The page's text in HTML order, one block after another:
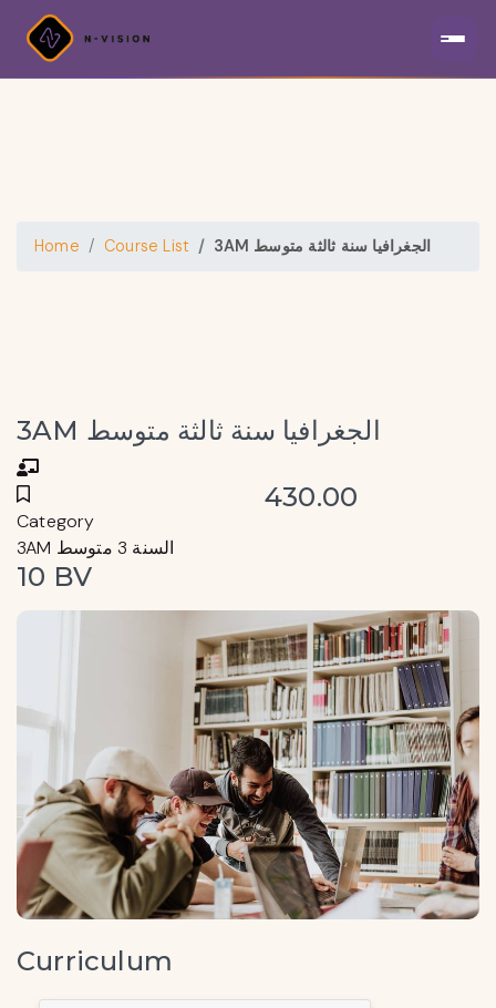
Home Course List 3AM الجغرافيا سنة ثالثة متوسط
3AM الجغرافيا سنة ثالثة متوسط
Category
3AM السنة 3 متوسط
430.00
10 BV
Curriculum